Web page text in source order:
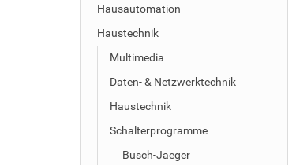
Hausautomation
Haustechnik
Multimedia
Daten- & Netzwerktechnik
Haustechnik
Schalterprogramme
Busch-Jaeger